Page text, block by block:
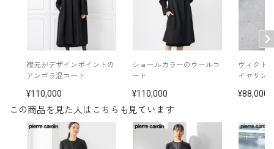
表地：ポリエステル100％（ジョーゼット）
裏地：キュプラ100％
その他
洗濯方法：クリーニング
イヤリング /5652897-10
ネックレス /
5619896-10
5320381-00
※モデル：身長172cm 9号着用
■ワンピース（単位:cm）
この商品を見た人はこちらも見ています
襟元がデザインポイントの
アンゴラ混コート
110,000
ショールカラーのウールコ
ート
110,000
ヴィクト
イヤリング
88,000